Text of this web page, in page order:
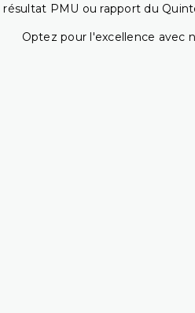
résultat PMU ou rapport du
Optez pour l'excellence avec